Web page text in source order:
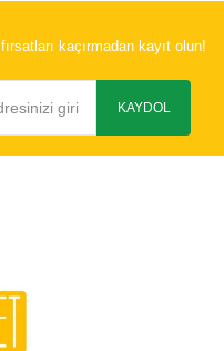
kaçırmadan kayıt olun!
KAYDOL